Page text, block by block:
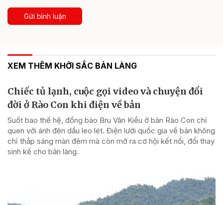
Gửi bình luận
XEM THÊM KHỞI SẮC BẢN LÀNG
Chiếc tủ lạnh, cuộc gọi video và chuyện đổi
đời ở Rào Con khi điện về bản
Suốt bao thế hệ, đồng bào Bru Vân Kiều ở bản Rào Con chỉ
quen với ánh đèn dầu leo lét. Điện lưới quốc gia về bản không
chỉ thắp sáng màn đêm mà còn mở ra cơ hội kết nối, đổi thay
sinh kế cho bản làng.